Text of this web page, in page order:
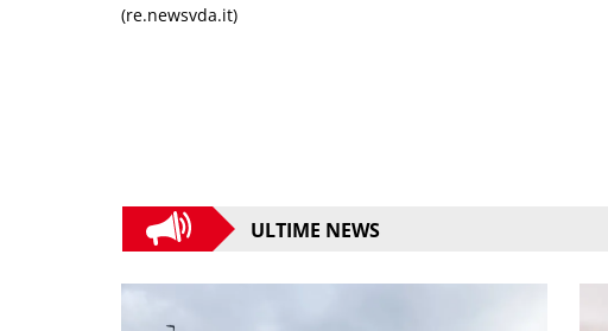
(re.newsvda.it)
ULTIME NEWS